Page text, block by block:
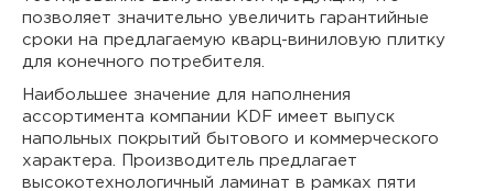
позволяет значительно увеличить гарантийные
сроки на предлагаемую кварц-виниловую плитку
для конечного потребителя.
Наибольшее значение для наполнения
ассортимента компании KDF имеет выпуск
напольных покрытий бытового и коммерческого
характера. Производитель предлагает
высокотехнологичный ламинат в рамках пяти